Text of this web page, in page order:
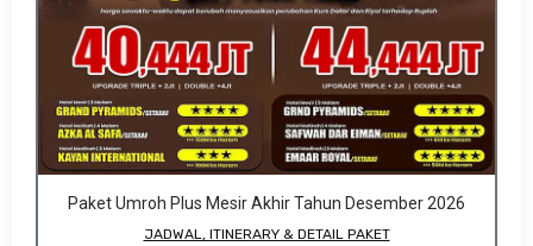
Paket Umroh Plus Mesir Akhir Tahun Desember 2026
JADWAL, ITINERARY & DETAIL PAKET